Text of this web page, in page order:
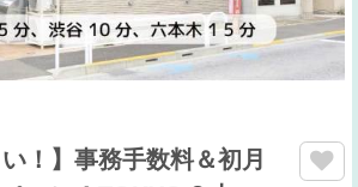
！】事務手数料＆初月